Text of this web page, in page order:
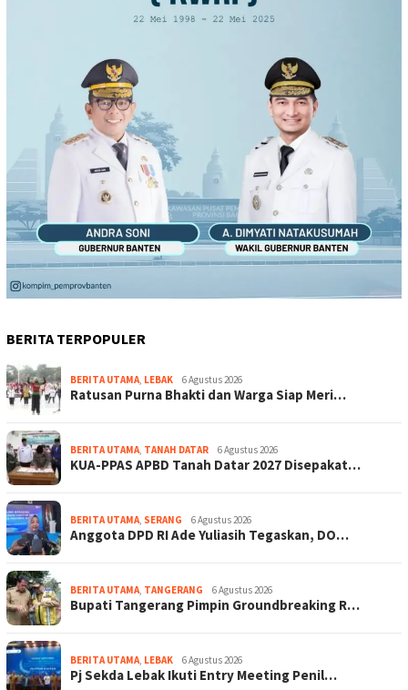
BERITA TERPOPULER
BERITA UTAMA LEBAK 6 Agustus 2026
Ratusan Purna Bhakti dan Warga Siap Meri…
BERITA UTAMA TANAH DATAR 6 Agustus 2026
KUA-PPAS APBD Tanah Datar 2027 Disepakat…
BERITA UTAMA SERANG 6 Agustus 2026
Anggota DPD RI Ade Yuliasih Tegaskan, DO…
BERITA UTAMA TANGERANG 6 Agustus 2026
Bupati Tangerang Pimpin Groundbreaking R…
BERITA UTAMA LEBAK 6 Agustus 2026
Pj Sekda Lebak Ikuti Entry Meeting Penil…